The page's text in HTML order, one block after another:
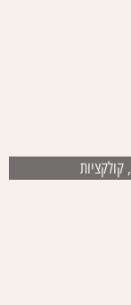
, קולקציות